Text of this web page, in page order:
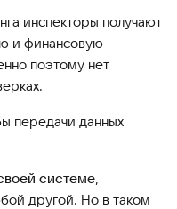
инспекторы получают
и финансовую
поэтому нет
передачи данных
системе,
другой. Но в таком